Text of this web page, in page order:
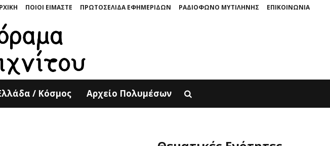
ΠΟΙΟΙ ΕΙΜΑΣΤΕ ΠΡΩΤΟΣΕΛΙΔΑ ΕΦΗΜΕΡΙΔΩΝ ΡΑΔΙΟΦΩΝΟ ΜΥΤΙΛΗΝΗΣ ΕΠΙΚΟΙΝΩΝΙΑ
ΚΑΙ ΤΟΝΙΑΣ ΚΑΤΕΡΙΝΗ ΠΑΡΟΥΣΙΑΖΕΤΑΙ ΣΤΟΝ ΦΥΣΙΚΟ ΤOY ΧΩΡΟ, ΣΤΟΝ ΠΟΛΙΧΝΙΤΟ Ο ΜΥΘΟΣ
/ Κόσμος Αρχείο Πολυμέσων